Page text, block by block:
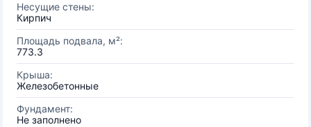
Несущие стены:
Кирпич
Площадь подвала, м²:
773.3
Крыша:
Железобетонные
Фундамент:
Не заполнено